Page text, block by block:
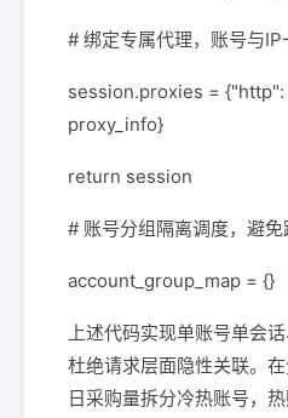
# 绑定专属代理，账号与IP
session.proxies =
proxy_info}
return session
# 账号分组隔离调度，避
account_group_map = {}
上述代码实现单账号单会
杜绝请求层面隐性关联。
日采购量拆分冷热账号，